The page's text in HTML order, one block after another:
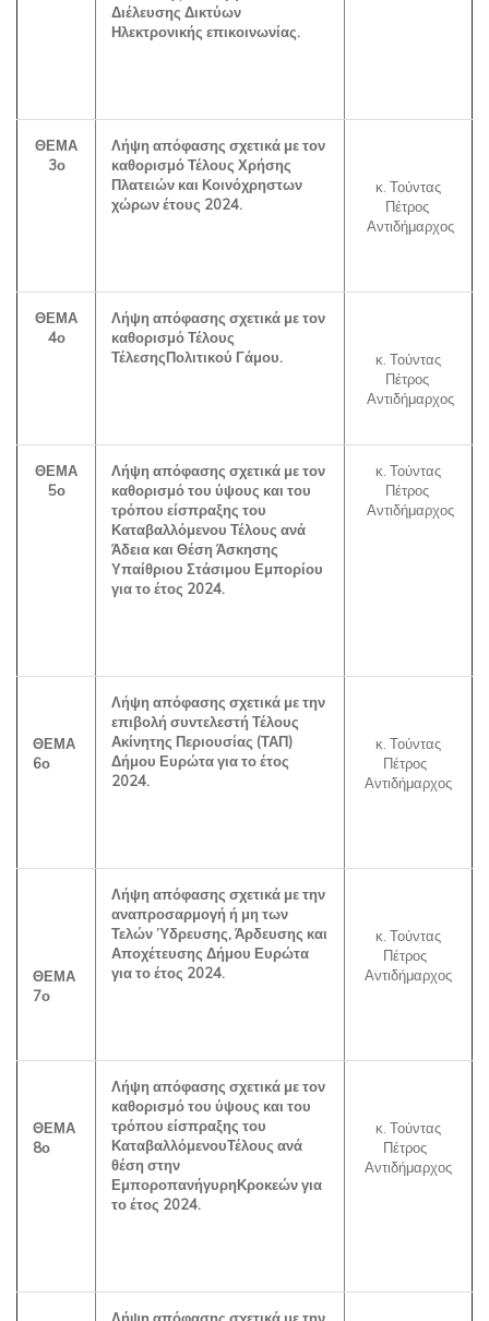
Διέλευσης Δικτύων
Ηλεκτρονικής επικοινωνίας.
ΘΕΜΑ
3ο
Λήψη απόφασης σχετικά με τον
καθορισμό Τέλους Χρήσης
Πλατειών και Κοινόχρηστων
χώρων έτους 2024.
κ. Τούντας
Πέτρος
Αντιδήμαρχος
ΘΕΜΑ
4ο
Λήψη απόφασης σχετικά με τον
καθορισμό Τέλους
ΤέλεσηςΠολιτικού Γάμου.
κ. Τούντας
Πέτρος
Αντιδήμαρχος
ΘΕΜΑ
5ο
Λήψη απόφασης σχετικά με τον
καθορισμό του ύψους και του
τρόπου είσπραξης του
Καταβαλλόμενου Τέλους ανά
Άδεια και Θέση Άσκησης
Υπαίθριου Στάσιμου Εμπορίου
για το έτος 2024.
κ. Τούντας
Πέτρος
Αντιδήμαρχος
ΘΕΜΑ
6ο
Λήψη απόφασης σχετικά με την
επιβολή συντελεστή Τέλους
Ακίνητης Περιουσίας (ΤΑΠ)
Δήμου Ευρώτα για το έτος
2024.
κ. Τούντας
Πέτρος
Αντιδήμαρχος
ΘΕΜΑ
7ο
Λήψη απόφασης σχετικά με την
αναπροσαρμογή ή μη των
Τελών Ύδρευσης, Άρδευσης και
Αποχέτευσης Δήμου Ευρώτα
για το έτος 2024.
κ. Τούντας
Πέτρος
Αντιδήμαρχος
ΘΕΜΑ
8ο
Λήψη απόφασης σχετικά με τον
καθορισμό του ύψους και του
τρόπου είσπραξης του
ΚαταβαλλόμενουΤέλους ανά
θέση στην
ΕμποροπανήγυρηΚροκεών για
το έτος 2024.
κ. Τούντας
Πέτρος
Αντιδήμαρχος